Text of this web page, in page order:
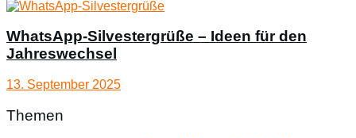
WhatsApp-Silvestergrüße – Ideen für den
Jahreswechsel
13. September 2025
Themen